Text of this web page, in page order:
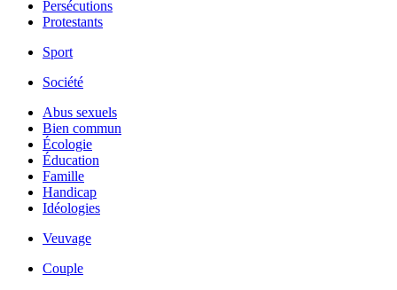
Persécutions
Protestants
Sport
Société
Abus sexuels
Bien commun
Écologie
Éducation
Famille
Handicap
Idéologies
Veuvage
Couple